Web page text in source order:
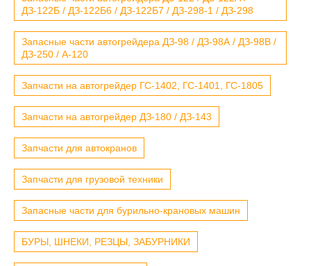
ДЗ-122Б / ДЗ-122Б6 / ДЗ-122Б7 / ДЗ-298-1 / ДЗ-298
Запасные части автогрейдера ДЗ-98 / ДЗ-98А / ДЗ-98В /
ДЗ-250 / А-120
Запчасти на автогрейдер ГС-1402, ГС-1401, ГС-1805
Запчасти на автогрейдер ДЗ-180 / ДЗ-143
Запчасти для автокранов
Запчасти для грузовой техники
Запасные части для бурильно-крановых машин
БУРЫ, ШНЕКИ, РЕЗЦЫ, ЗАБУРНИКИ